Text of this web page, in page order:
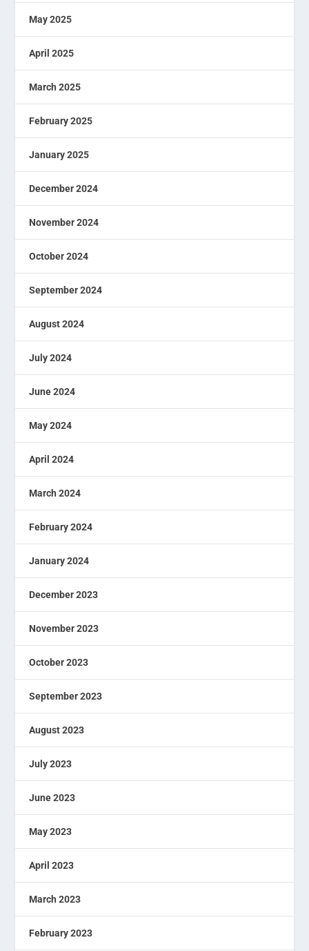
May 2025
April 2025
March 2025
February 2025
January 2025
December 2024
November 2024
October 2024
September 2024
August 2024
July 2024
June 2024
May 2024
April 2024
March 2024
February 2024
January 2024
December 2023
November 2023
October 2023
September 2023
August 2023
July 2023
June 2023
May 2023
April 2023
March 2023
February 2023